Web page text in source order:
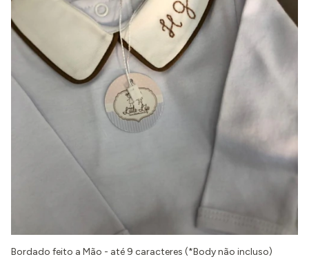
Bordado feito a Mão - até 9 caracteres (*Body não incluso)